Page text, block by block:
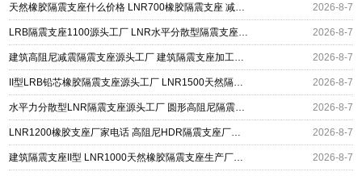
天然橡胶隔震支座什么价格 LNR700橡胶隔震支座 减震隔震支座工厂生产厂家 2026-8-7
LRB隔震支座1100源头工厂 LNR水平分散型隔震支座生产厂家 橡胶隔震支座价格厂家 2026-8-7
建筑高阻尼减震隔震支座源头工厂 建筑隔震支座加工生产厂家 LNR400天然橡胶支座厂家电话 2026-8-7
II型LRB铅芯橡胶隔震支座源头工厂 LNR1500天然隔震支座多少钱 基础隔震支座厂家 2026-8-7
水平力分散型LNR隔震支座源头工厂 圆形高阻尼隔震支座的源头工厂 HDR1300橡胶隔震支座源头工厂 2026-8-7
LNR1200橡胶支座厂家电话 高阻尼HDR隔震支座厂家电话 建筑橡胶组合隔震支座源头工厂 2026-8-7
建筑隔震支座II型 LNR1000天然橡胶隔震支座生产厂家 LNR600隔震橡胶支座源头工厂 2026-8-7